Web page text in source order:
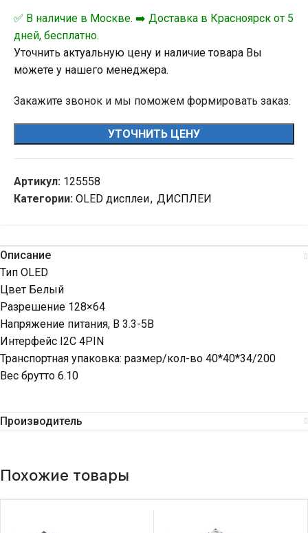
✅ В наличие в Москве. ➡️ Доставка в Красноярск от 5
дней, бесплатно.
Уточнить актуальную цену и наличие товара Вы
можете у нашего менеджера.
Закажите звонок и мы поможем формировать заказ.
УТОЧНИТЬ ЦЕНУ
Артикул: 125558
Категории: OLED дисплеи, ДИСПЛЕИ
Описание
Тип OLED
Цвет Белый
Разрешение 128×64
Напряжение питания, В 3.3-5В
Интерфейс I2C 4PIN
Транспортная упаковка: размер/кол-во 40*40*34/200
Вес брутто 6.10
Производитель
Похожие товары